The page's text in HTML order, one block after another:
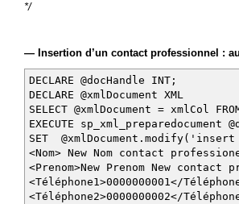
*/
— Insertion d’un contact professionnel :
DECLARE @docHandle INT;
DECLARE @xmlDocument XML
SELECT @xmlDocument = xmlCol
EXECUTE sp_xml_preparedocument
SET
<Nom> New Nom contact
<Prenom>New Prenom New contact
<Téléphone1>0000000001</
<Téléphone2>0000000002</